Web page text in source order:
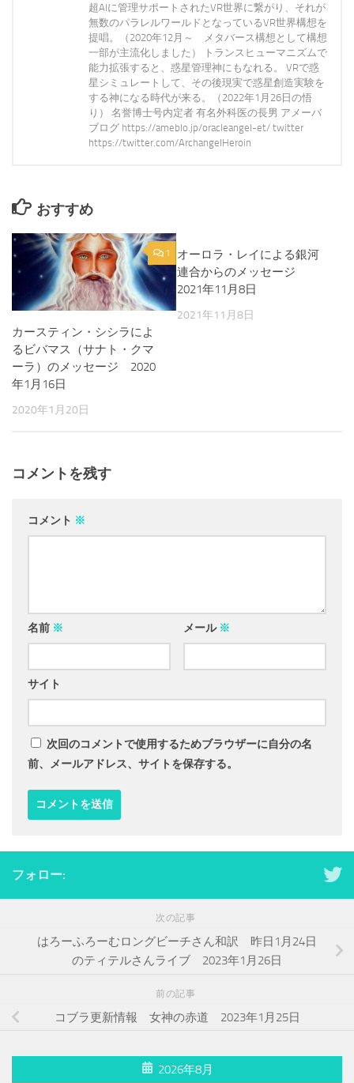
超AIに管理サポートされたVR世界に繋がり、それが
無数のパラレルワールドとなっているVR世界構想を
提唱。（2020年12月～ メタバース構想として構想
一部が主流化しました） トランスヒューマニズムで
能力拡張すると、惑星管理神にもなれる。 VRで惑
星シミュレートして、その後現実で惑星創造実験を
する神になる時代が来る。（2022年1月26日の悟
り） 名誉博士号内定者 有名外科医の長男 アメーバ
ブログ https://ameblo.jp/oracleangel-et/ twitter
https://twitter.com/ArchangelHeroin
おすすめ
1
カースティン・シシラによ
るビバマス（サナト・クマ
ーラ）のメッセージ 2020
年1月16日
2020年1月20日
オーロラ・レイによる銀河
連合からのメッセージ
2021年11月8日
2021年11月8日
コメントを残す
コメント ※
名前 ※ メール ※
サイト
次回のコメントで使用するためブラウザーに自分の名
前、メールアドレス、サイトを保存する。
フォロー:
次の記事
はろーふろーむロングビーチさん和訳 昨日1月24日
のティテルさんライブ 2023年1月26日
前の記事
コブラ更新情報 女神の赤道 2023年1月25日
2026年8月